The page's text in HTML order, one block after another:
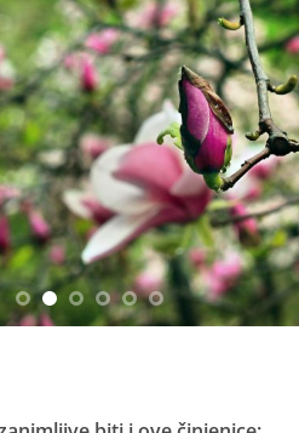
biti i ove činjenice: